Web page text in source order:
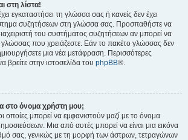
στη λίστα!
εγκαταστήσει τη γλώσσα σας ή κανείς δεν έχει
συζητήσεων στη γλώσσα σας. Προσπαθήστε να
του συστήματος συζητήσεων αν μπορεί να
γλώσσας που χρειάζεστε. Εάν το πακέτο γλώσσας δεν
μια νέα μετάφραση. Περισσότερες
βρείτε στην ιστοσελίδα του phpBB®.
στο όνομα χρήστη μου;
οποίες μπορεί να εμφανιστούν μαζί με το όνομα
Μια από αυτές μπορεί να είναι μια εικόνα
σας, γενικώς με τη μορφή των άστρων, τετραγώνων